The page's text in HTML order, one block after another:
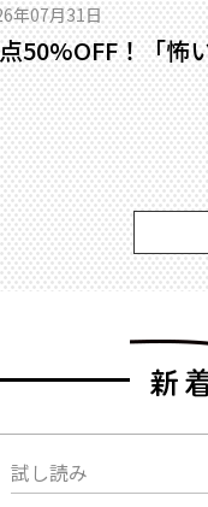
年07月31日
50%OFF！「怖
試し読み